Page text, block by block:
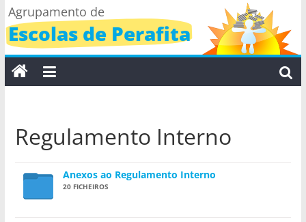
Skip
to
content
Agrupamento de
Escolas de Perafita
Regulamento Interno
Anexos ao Regulamento Interno
20 FICHEIROS